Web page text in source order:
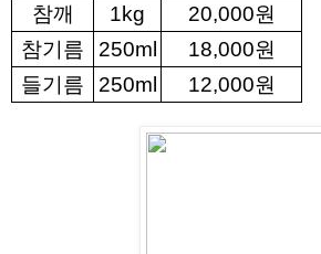
참깨
1kg
20,000원
참기름
250ml
18,000원
들기름
250ml 12,000원